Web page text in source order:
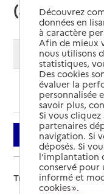
(aide et
Modifier ma
Filtrer
Trier par :
Découvrez
données en
à caractère
Afin de mieux
nous utilisons
statistiques,
Des cookies
évaluer la
personnalisée
savoir plus,
Si vous
partenaires
navigation. Si
déposés. Si
l’implantation
conservé pour
informé et
cookies ».